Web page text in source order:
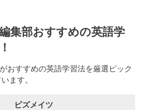
集部おすすめの英語学
おすすめの英語学習法を厳選ピック
ます。
ビズメイツ